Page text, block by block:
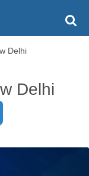
Delhi
Delhi